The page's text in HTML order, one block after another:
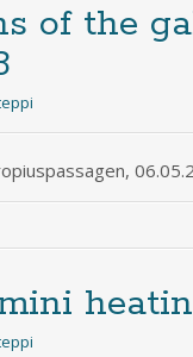
of the